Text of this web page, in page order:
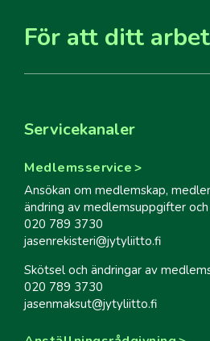
För att ditt
Servicekanaler
Medlemsservice
Ansökan om medlemskap,
ändring av medlemsuppgifter
020 789 3730
jasenrekisteri@jytyliitto.fi
Skötsel och ändringar av
020 789 3730
jasenmaksut@jytyliitto.fi